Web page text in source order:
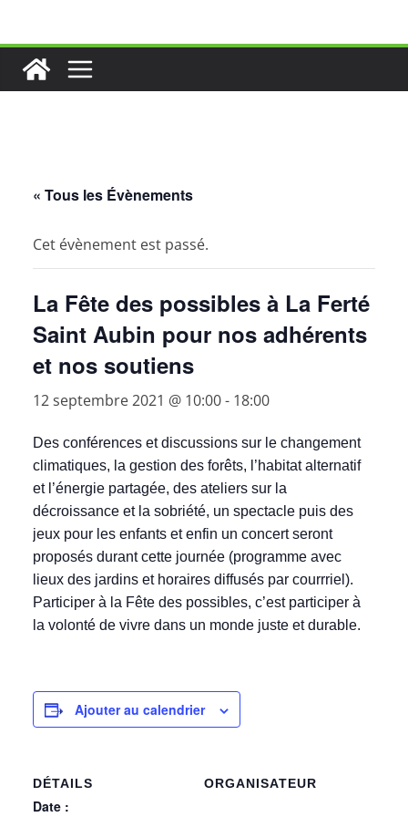
contenu
« Tous les Évènements
Cet évènement est passé.
La Fête des possibles à La Ferté
Saint Aubin pour nos adhérents
et nos soutiens
12 septembre 2021 @ 10:00- 18:00
Des conférences et discussions sur le changement
climatiques, la gestion des forêts, l’habitat alternatif
et l’énergie partagée, des ateliers sur la
décroissance et la sobriété, un spectacle puis des
jeux pour les enfants et enfin un concert seront
proposés durant cette journée (programme avec
lieux des jardins et horaires diffusés par courrriel).
Participer à la Fête des possibles, c’est participer à
la volonté de vivre dans un monde juste et durable.
Ajouter au calendrier
DÉTAILS
Date :
ORGANISATEUR